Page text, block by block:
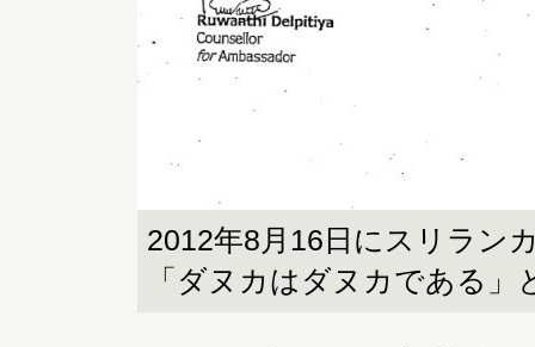
2012年8月16日にスリラン
「ダヌカはダヌカである」